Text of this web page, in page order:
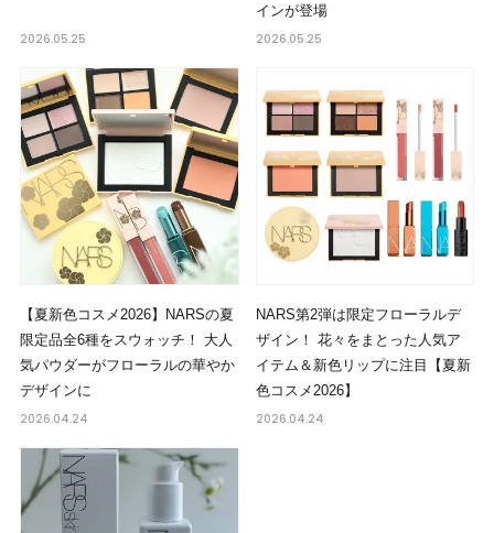
2026.05.25
インが登場
2026.05.25
【夏新色コスメ2026】NARSの夏
限定品全6種をスウォッチ！ 大人
気パウダーがフローラルの華やか
デザインに
2026.04.24
NARS第2弾は限定フローラルデ
ザイン！ 花々をまとった人気ア
イテム＆新色リップに注目【夏新
色コスメ2026】
2026.04.24